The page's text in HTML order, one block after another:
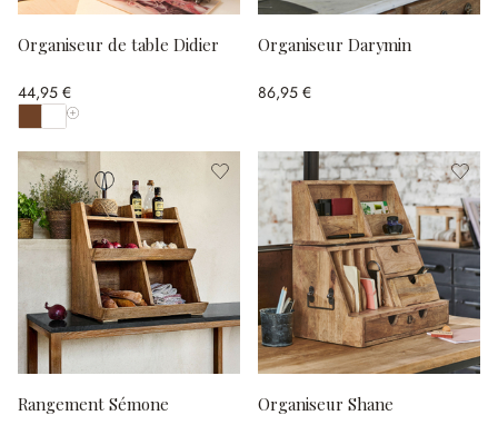
Organiseur de table Didier
44,95 €
Afficher toutes les couleurs
Organiseur Darymin
86,95 €
Rangement Sémone Organiseur Shane